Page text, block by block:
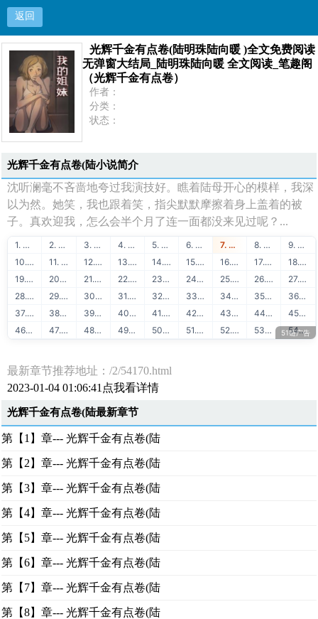
返回
光辉千金有点卷(陆明珠陆向暖 )全文免费阅读无弹
窗大结局_陆明珠陆向暖 全文阅读_笔趣阁（光辉千
光辉千金有点卷(陆明珠陆向暖 )全文免费阅读
无弹窗大结局_陆明珠陆向暖 全文阅读_笔趣阁
（光辉千金有点卷）
作者：
分类：
状态：
光辉千金有点卷(陆小说简介
沈听澜毫不吝啬地夸过我演技好。瞧着陆母开心的模样，我深
以为然。她笑，我也跟着笑，指尖默默摩擦着身上盖着的被
子。真欢迎我，怎么会半个月了连一面都没来见过呢？...
1. ★明星趣事★ 2. 51链友链交换 3. 51链流量联盟 4. 51学堂在线学习 5. 88API保单识别 6. 51链免费交换 7. 51学堂免费课程 8. 88API发票识别
9. 51链买卖友链
10. 51学堂编程教程
11. 88API身份证识别 12. 51链泛目录出租 13. 51学堂SEO教程 14. 88API银行卡识别 15. 51链网站出售 16. 51学堂建站教程 17. 88API名片识别
18. 51链广告联盟
19. 51学堂精品推荐
20. 88API营业执照识别 21. 51链出租广告位 22. 51链站长赚钱 23. 51学堂运营干货 24. 88API行驶证识别 25. 51链软文出售 26. 51链流量出售
27. 88API驾驶证识别
28. 51链图文广告
29. 51链购买友链 30. 88API车牌号识别 31. 51链免费换链 32. 51链网站目录 33. 88API车架号识别 34. 51链网站转让 35. 51链软文外链
36. 88API通用文本识别
37. 51链网站排行
38. 51链友链检测 39. 88API二维码识别 40. 51学堂Java教程 41. 51学堂Python教程 42. 88API快递地址解析 43. 51学堂Golang教程 44. 51学堂前端开发
45. 88API OCR识别
46. 51学堂AI人工智能
47. 51学堂云计算运维 48. 51学堂出售源码 49. 51学堂SVIP会员 50. 51学堂IT教程 51. 51学堂大数据 52. 51链友链交换 53. 51链流量联盟 54. 51学堂在线学习
51链广告
最新章节推荐地址：/2/54170.html
2023-01-04 01:06:41点我看详情
光辉千金有点卷(陆最新章节
第【1】章--- 光辉千金有点卷(陆
第【2】章--- 光辉千金有点卷(陆
第【3】章--- 光辉千金有点卷(陆
第【4】章--- 光辉千金有点卷(陆
第【5】章--- 光辉千金有点卷(陆
第【6】章--- 光辉千金有点卷(陆
第【7】章--- 光辉千金有点卷(陆
第【8】章--- 光辉千金有点卷(陆